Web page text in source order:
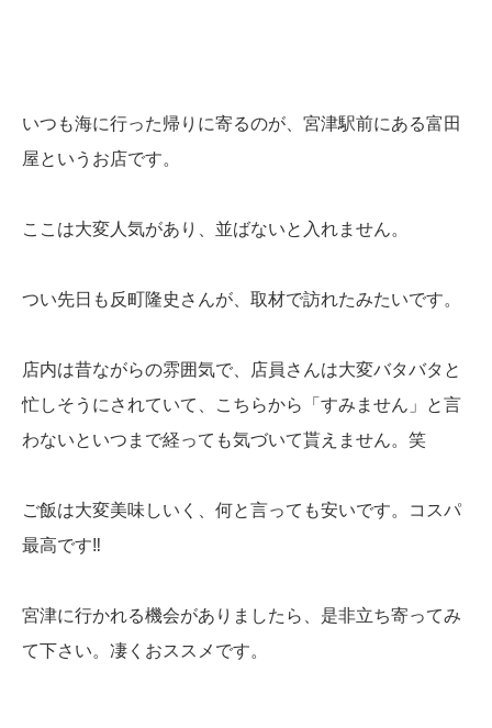
いつも海に行った帰りに寄るのが、宮津駅前にある富田
屋というお店です。
ここは大変人気があり、並ばないと入れません。
つい先日も反町隆史さんが、取材で訪れたみたいです。
店内は昔ながらの雰囲気で、店員さんは大変バタバタと
忙しそうにされていて、こちらから「すみません」と言
わないといつまで経っても気づいて貰えません。笑
ご飯は大変美味しいく、何と言っても安いです。コスパ
最高です‼︎
宮津に行かれる機会がありましたら、是非立ち寄ってみ
て下さい。凄くおススメです。